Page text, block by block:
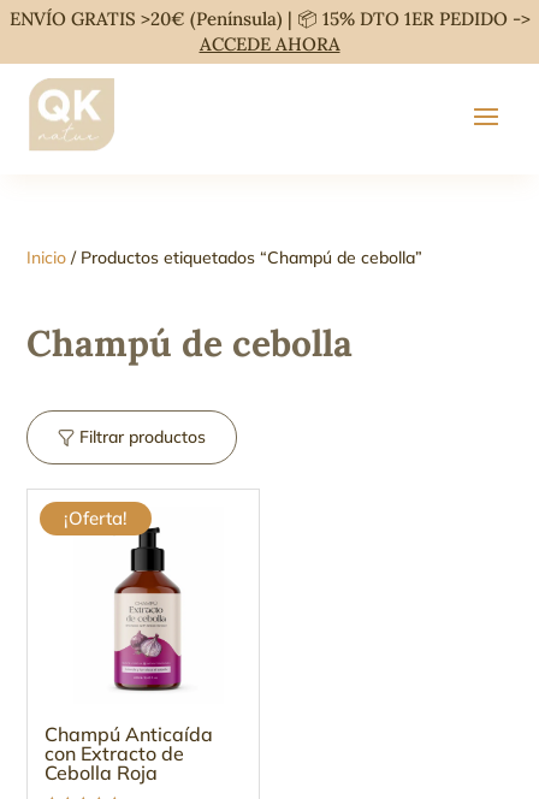
ENVÍO GRATIS >20€ (Península) | 📦 15% DTO 1ER PEDIDO ->
ACCEDE AHORA
Inicio / Productos etiquetados “Champú de cebolla”
Champú de cebolla
Filtrar productos
¡Oferta!
Champú Anticaída
con Extracto de
Cebolla Roja